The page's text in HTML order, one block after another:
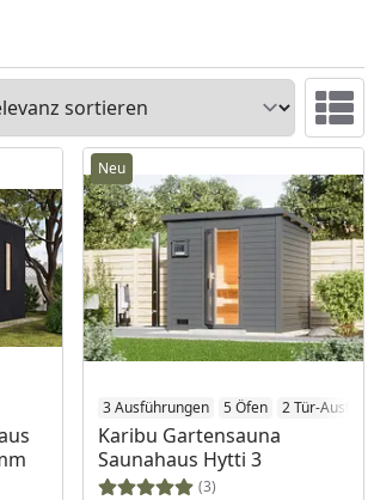
Neu
3 Ausführungen 5 Öfen 2 Tür-
Karibu Gartensauna
Saunahaus Hytti 3
(3)